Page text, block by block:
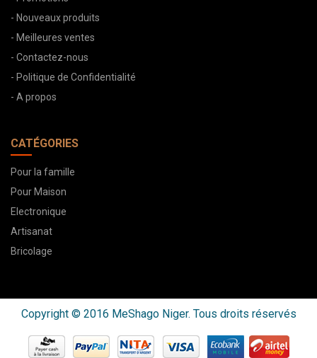
- Nouveaux produits
- Meilleures ventes
- Contactez-nous
- Politique de Confidentialité
- A propos
CATÉGORIES
Pour la famille
Pour Maison
Electronique
Artisanat
Bricolage
Copyright © 2016 MeShago Niger. Tous droits réservés